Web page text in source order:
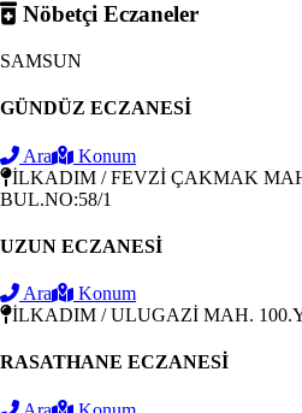
Nöbetçi Eczaneler
SAMSUN
GÜNDÜZ ECZANESİ
Ara
Konum
İLKADIM / FEVZİ ÇAKMAK
BUL.NO:58/1
UZUN ECZANESİ
Ara
Konum
İLKADIM / ULUGAZİ MAH.
RASATHANE ECZANESİ